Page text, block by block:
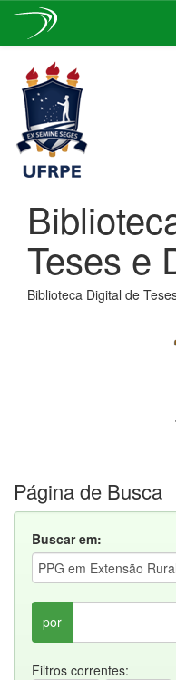
navigation
Teses e
Biblioteca Digital de
Página de Busca
Buscar em:
por
Filtros correntes: